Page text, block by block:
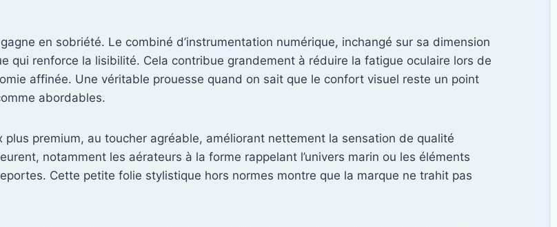
en sobriété. Le combiné d’instrumentation numérique, inchangé sur sa dimension
qui renforce la lisibilité. Cela contribue grandement à réduire la fatigue oculaire lors de
affinée. Une véritable prouesse quand on sait que le confort visuel reste un point
abordables.
premium, au toucher agréable, améliorant nettement la sensation de qualité
notamment les aérateurs à la forme rappelant l’univers marin ou les éléments
Cette petite folie stylistique hors normes montre que la marque ne trahit pas